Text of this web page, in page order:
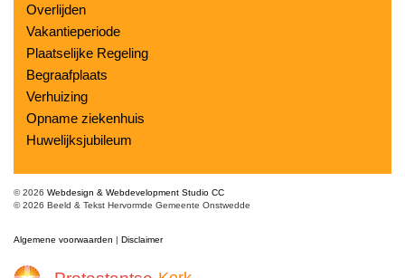
Overlijden
Vakantieperiode
Plaatselijke Regeling
Begraafplaats
Verhuizing
Opname ziekenhuis
Huwelijksjubileum
© 2026 Webdesign & Webdevelopment Studio CC
© 2026 Beeld & Tekst Hervormde Gemeente Onstwedde
Algemene voorwaarden | Disclaimer